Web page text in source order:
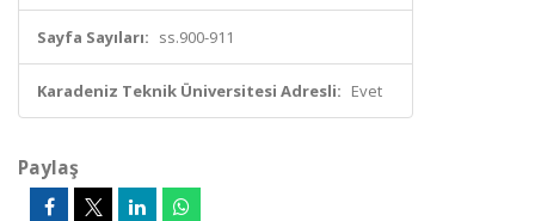
Sayfa Sayıları: ss.900-911
Karadeniz Teknik Üniversitesi Adresli: Evet
Paylaş